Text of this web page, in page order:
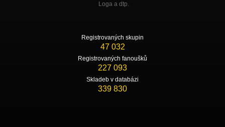
Loga a dtp.
Registrovaných skupin
47 032
Registrovaných fanoušků
227 093
Skladeb v databázi
339 830